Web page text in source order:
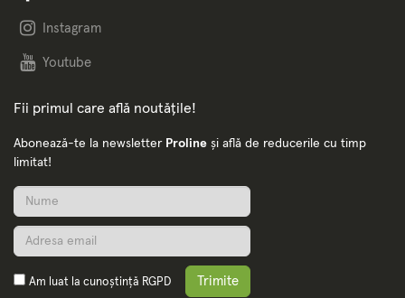
Instagram
Youtube
Fii primul care află noutățile!
Abonează-te la newsletter Proline și află de reducerile cu timp
limitat!
Am luat la cunoștință RGPD Trimite